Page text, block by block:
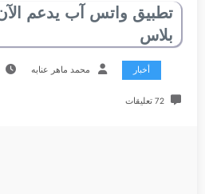
بلاس
أخبار محمد ماهر عنابه
72 تعليقات